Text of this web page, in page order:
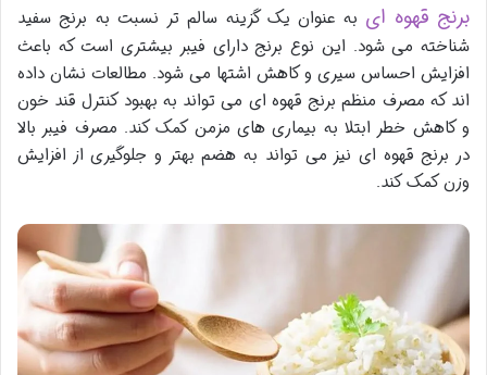
برنج قهوه ای به عنوان یک گزینه سالم تر نسبت به برنج سفید
شناخته می شود. این نوع برنج دارای فیبر بیشتری است که باعث
افزایش احساس سیری و کاهش اشتها می شود. مطالعات نشان داده
اند که مصرف منظم برنج قهوه ای می تواند به بهبود کنترل قند خون
و کاهش خطر ابتلا به بیماری های مزمن کمک کند. مصرف فیبر بالا
در برنج قهوه ای نیز می تواند به هضم بهتر و جلوگیری از افزایش
وزن کمک کند.